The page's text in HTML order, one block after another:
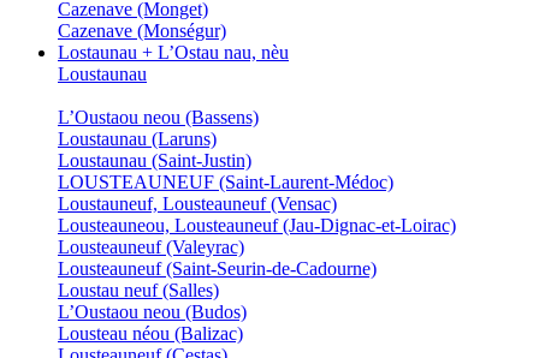
Cazenave (Monget)
Cazenave (Monségur)
Lostaunau + L’Ostau nau, nèu
Loustaunau
L’Oustaou neou (Bassens)
Loustaunau (Laruns)
Loustaunau (Saint-Justin)
LOUSTEAUNEUF (Saint-Laurent-Médoc)
Loustauneuf, Lousteauneuf (Vensac)
Lousteauneou, Lousteauneuf (Jau-Dignac-et-Loirac)
Lousteauneuf (Valeyrac)
Lousteauneuf (Saint-Seurin-de-Cadourne)
Loustau neuf (Salles)
L’Oustaou neou (Budos)
Lousteau néou (Balizac)